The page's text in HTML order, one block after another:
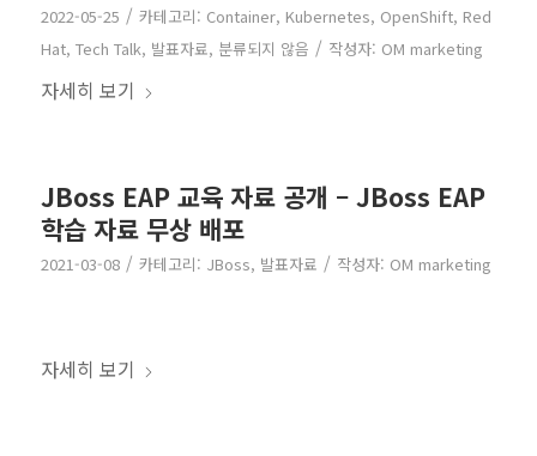
2022-05-25 / 카테고리: Container, Kubernetes, OpenShift, Red
Hat, Tech Talk, 발표자료, 분류되지 않음 / 작성자: OM marketing
자세히 보기
JBoss EAP 교육 자료 공개 – JBoss EAP
학습 자료 무상 배포
2021-03-08 / 카테고리: JBoss, 발표자료 / 작성자: OM marketing
자세히 보기